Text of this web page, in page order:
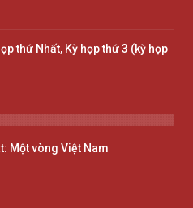
thứ Nhất, Kỳ họp thứ 3 (kỳ họp
Một vòng Việt Nam